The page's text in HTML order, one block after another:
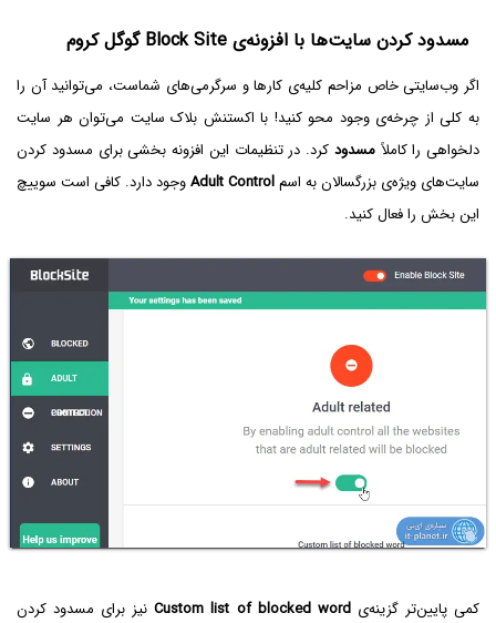
مسدود کردن سایت‌ها با افزونه‌ی Block Site گوگل کروم
اگر وب‌سایتی خاص مزاحم کلیه‌ی کارها و سرگرمی‌های شماست، می‌توانید آن را
به کلی از چرخه‌ی وجود محو کنید! با اکستنش بلاک سایت می‌توان هر سایت
دلخواهی را کاملاًمسدود کرد. در تنظیمات این افزونه بخشی برای مسدود کردن
سایت‌های ویژه‌ی بزرگسالان به اسمAdult Controlوجود دارد. کافی است سوییچ
این بخش را فعال کنید.
کمی پایین‌تر گزینه‌یCustom list of blocked wordنیز برای مسدود کردن